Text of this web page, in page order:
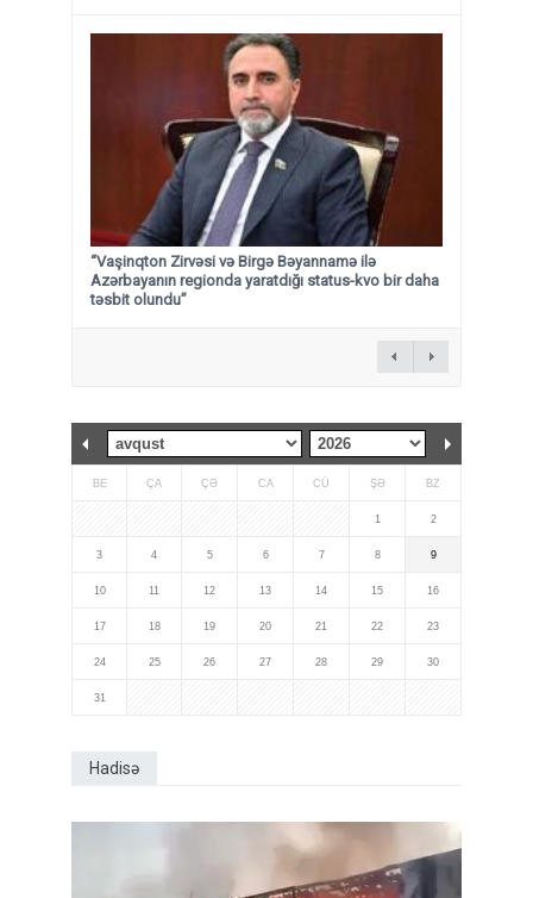
“Vaşinqton Zirvəsi və Birgə Bəyannamə ilə
Azərbayanın regionda yaratdığı status-kvo bir daha
təsbit olundu”
BE ÇA ÇƏ CA CÜ ŞƏ BZ
1 2
3 4 5 6 7 8 9
10 11 12 13 14 15 16
17 18 19 20 21 22 23
24 25 26 27 28 29 30
31
Hadisə